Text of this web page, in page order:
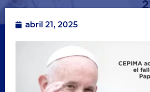
abril 21, 2025